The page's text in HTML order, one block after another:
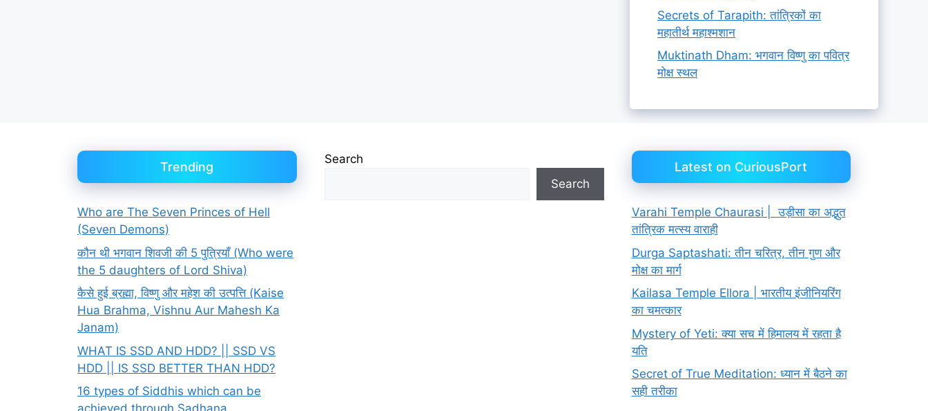
Secrets of Tarapith: तांत्रिकों का
महातीर्थ महाश्मशान
Muktinath Dham: भगवान विष्णु का पवित्र
मोक्ष स्थल
Trending
Who are The Seven Princes of Hell
(Seven Demons)
कौन थी भगवान शिवजी की 5 पुत्रियाँ (Who were
the 5 daughters of Lord Shiva)
कैसे हुई ब्रह्मा, विष्णु और महेश की उत्पत्ति (Kaise
Hua Brahma, Vishnu Aur Mahesh Ka
Janam)
WHAT IS SSD AND HDD? || SSD VS
HDD || IS SSD BETTER THAN HDD?
16 types of Siddhis which can be
achieved through Sadhana
Search
Search
Latest on CuriousPort
Varahi Temple Chaurasi | उड़ीसा का अद्भुत
तांत्रिक मत्स्य वाराही
Durga Saptashati: तीन चरित्र, तीन गुण और
मोक्ष का मार्ग
Kailasa Temple Ellora | भारतीय इंजीनियरिंग
का चमत्कार
Mystery of Yeti: क्या सच में हिमालय में रहता है
यति
Secret of True Meditation: ध्यान में बैठने का
सही तरीका